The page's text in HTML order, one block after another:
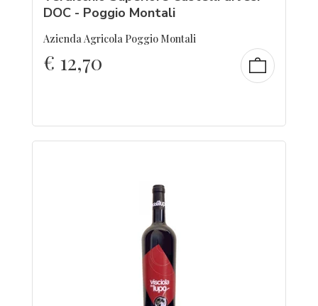
DOC - Poggio Montali
Azienda Agricola Poggio Montali
€ 12,70